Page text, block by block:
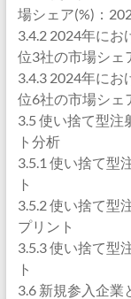
場シェア(%)：
3.4.2 2024年に
位3社の市場シェ
3.4.3 2024年に
位6社の市場シェ
3.5 使い捨て型注
ト分析
3.5.1 使い捨て型
ト
3.5.2 使い捨て型
プリント
3.5.3 使い捨て型
ト
3.6 新規参入企業